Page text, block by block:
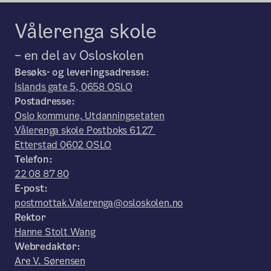
Vålerenga skole
– en del av Osloskolen
Besøks- og leveringsadresse:
Islands gate 5, 0658 OSLO
Postadresse:
Oslo kommune, Utdanningsetaten
Vålerenga skole Postboks 6127
Etterstad 0602 OSLO
Telefon:
22 08 87 80
E-post:
postmottak.Valerenga@osloskolen.no
Rektor
Hanne Stolt Wang
Webredaktør:
Are V. Sørensen